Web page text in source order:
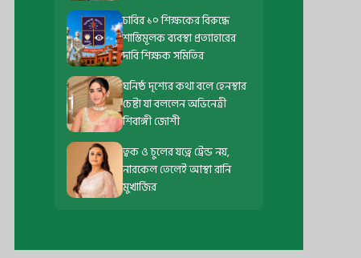
ঢাবির ১০ শিক্ষকের বিরুদ্ধে
শাস্তিমূলক ব্যবস্থা প্রত্যাহারের
দাবি শিক্ষক সমিতির
ঘনিষ্ঠ দৃশ্যের কথা বলে হেনস্থার
চেষ্টা যা বললেন অভিনেত্রী
শিবাঙ্গী জোশী
ত্বক ও চুলের যত্নে ট্রেন্ড নয়,
নারকেল তেলেই আস্থা রানি
মুখার্জির